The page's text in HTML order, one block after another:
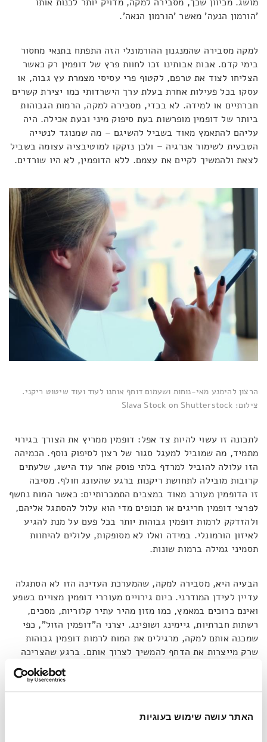
האתר עושה שימוש בעוגיות
'הורמון הנעה' מאשר 'הורמון הנאה'.
למקה מסבירה שהמנגנון ההורמונלי הזה התפתח בתנאי מחסור
בימי קדם. אבות אבותינו זכו לחוות פרץ של דופמין רק כאשר
הצליחו לצוד את טרפם, לקטוף פרי עסיסי מצמרת עץ גבוה, או
עסקו בכל פעילות אחרת בעלת ערך הישרדותי כמו יצירת קשרים
חברתיים או למידה. לא בכדי, מסבירה למקה, הרמות הגבוהות
ביותר של דופמין מופרשות בעת סיפוק מיני ובעת אכילה. היה
עליהם להתאמץ מאוד בשביל להשיגם – מה שמנוגד לנטייה
הטבעית לשימור אנרגיה – ולכן נזקקו למוטיבציה עצומה בשביל
לצאת ולהמשיך לקיים את עצמם. ללא הדופמין, לא היו שורדים.
הרצון להימנע מאי-נוחות ושעמום דוחף אותנו לעוד ועוד שיטוט ריקני.
צילום: Slava Stock on Shutterstock
לתכונה זו עשוי להיות צד אפל: דופמין ממריץ את הצורך בגירוי
מתמיד, מה שמוביל למעגל סגור של רצון לסיפוק נוסף. הכמיהה
הזו עלולה להוביל למרדף בלתי פוסק אחר עוד הישג, שלעתים
קרובות מובילה לתחושת ריקנות ברגע שהעונג חולף. מסיבה
זו הדופמין מעורב מאוד במצבים התמכרותיים: כאשר המוח נחשף
לפרצי דופמין חריגים או תכופים מדי הוא עלול להסתגל אליהם,
ולהזדקק לרמות דופמין גבוהות יותר בכל פעם על מנת להגיע
לאיזון הורמונלי. במידה ואלו לא מסופקות, עלולים להיחוות
תסמיני גמילה ברמות שונות.
הבעיה היא, מסבירה למקה, שהמערכת העדינה הזו לא הסתגלה
עדיין לעידן המודרני. כיום גירויים מעוררי דופמין מצויים בשפע
ואינם כרוכים במאמץ, כמו מזון מהיר עתיר קלוריות, מסכים,
רשתות חברתיות, גיימינג ושופינג. יצרני ה"דופמין הזול", כפי
שמכנה אותם למקה, מרגילים את המוח לרמות דופמין גבוהות
שרק מייצרות את הדחף להמשיך לצרוך אותם. ברגע שהצריכה
פוסקת, החסך בהורמון גורם לתחושות ריקנות, שעמום, עייפות או
עצבנות. בשלב זה, הצריכה כבר אינה נעשית לשם הנאה, אלא
רק בכדי להימנע מחוסר הנוחות. גלילה אינסופית ברשת חברתית
חלק מהדוגמאות הרבות למה שמכנה למקה "מלכודת הדופמין".